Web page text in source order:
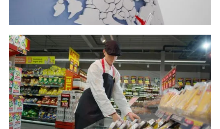
Air Cargo Consultants - Corporate
Bekijk project